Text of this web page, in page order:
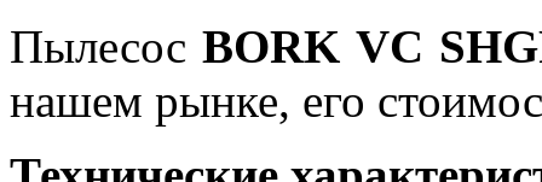
ПылесосBORK VC
нашем рынке, его